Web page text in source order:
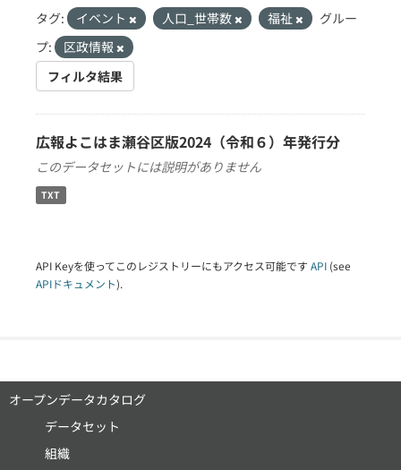
タグ: イベント 人口_世帯数 福祉
グルー
プ:
区政情報
フィルタ結果
広報よこはま瀬谷区版2024（令和６）年発行分
このデータセットには説明がありません
TXT
API Keyを使ってこのレジストリーにもアクセス可能です API (see
APIドキュメント).
オープンデータカタログ
データセット
組織